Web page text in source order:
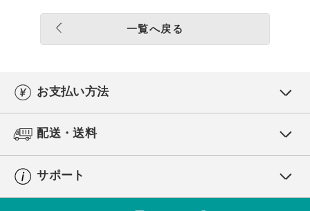
一覧へ戻る
お支払い方法
配送・送料
サポート